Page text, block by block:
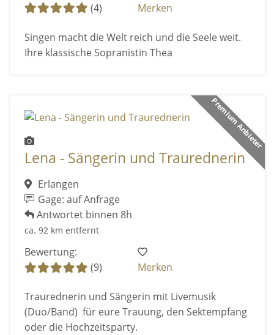
(4)
Merken
Singen macht die Welt reich und die Seele weit.
Ihre klassische Sopranistin Thea
Premium Anbieter
Lena - Sängerin und Traurednerin
Erlangen
Gage: auf Anfrage
Antwortet binnen 8h
ca. 92 km entfernt
Bewertung:
(9)
Merken
Traurednerin und Sängerin mit Livemusik
(Duo/Band) für eure Trauung, den Sektempfang
oder die Hochzeitsparty.